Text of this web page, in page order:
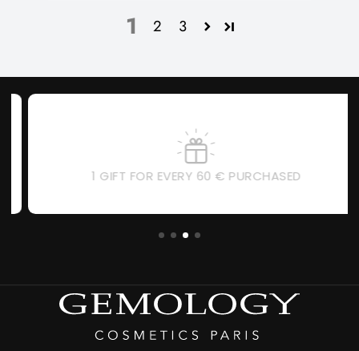
1 2 3
1 GIFT FOR EVERY 60 € PURCHASED